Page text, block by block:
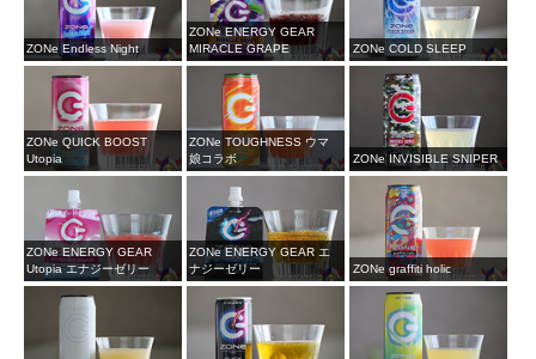
ZONe Endless Night
ZONe ENERGY GEAR
MIRACLE GRAPE
ZONe COLD SLEEP
ZONe QUICK BOOST
Utopia
ZONe TOUGHNESS ウマ
娘コラボ
ZONe INVISIBLE SNIPER
ZONe ENERGY GEAR
Utopia エナジーゼリー
ZONe ENERGY GEAR エ
ナジーゼリー
ZONe graffiti holic